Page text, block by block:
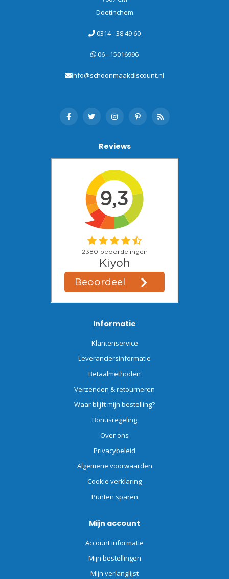
Doetinchem
0314 - 38 49 60
06 - 15016996
info@schoonmaakdiscount.nl
Reviews
Informatie
Klantenservice
Leveranciersinformatie
Betaalmethoden
Verzenden & retourneren
Waar blijft mijn bestelling?
Bonusregeling
Over ons
Privacybeleid
Algemene voorwaarden
Cookie verklaring
Punten sparen
Mijn account
Account informatie
Mijn bestellingen
Mijn verlanglijst